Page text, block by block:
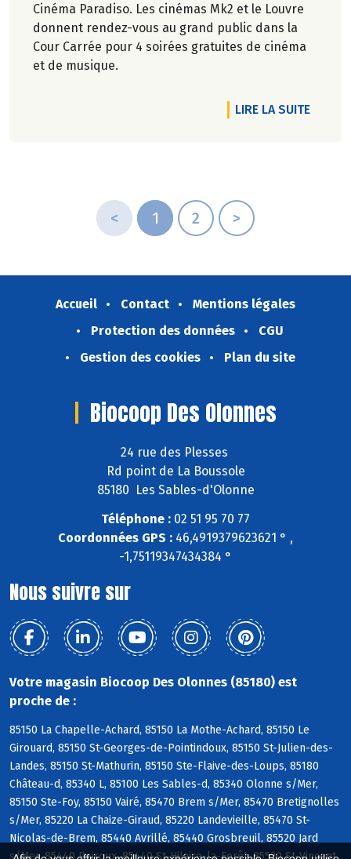
Cinéma Paradiso. Les cinémas Mk2 et le Louvre
donnent rendez-vous au grand public dans la
Cour Carrée pour 4 soirées gratuites de cinéma
et de musique.
LIRE LA SUITEDE
< 1 2 >
Accueil Contact
Mentions légales
Protection des données
CGU
Gestion des cookies
Plan du site
Biocoop Des Olonnes
24 rue des Plesses
Rd point de La Boussole
85180 Les Sables-d'Olonne
Téléphone : 02 51 95 70 77
Coordonnées GPS : 46,4919379623621 ° ,
-1,75119347434384 °
Nous suivre sur
Votre magasin Biocoop Des Olonnes (85180) est
proche de :
85150 La Chapelle-Achard, 85150 La Mothe-Achard, 85150 Le
Girouard, 85150 St-Georges-de-Pointindoux, 85150 St-Julien-des-
Landes, 85150 St-Mathurin, 85150 Ste-Flaive-des-Loups, 85180
Château-d, 85340 L, 85100 Les Sables-d, 85340 Olonne s/Mer,
85150 Ste-Foy, 85150 Vairé, 85470 Brem s/Mer, 85470 Bretignolles
s/Mer, 85220 La Chaize-Giraud, 85220 Landevieille, 85470 St-
Nicolas-de-Brem, 85440 Avrillé, 85440 Grosbreuil, 85520 Jard
s/Mer, 85440 Poiroux, 85440 St-Hilaire-la-Forêt, 85520 St-Vincent